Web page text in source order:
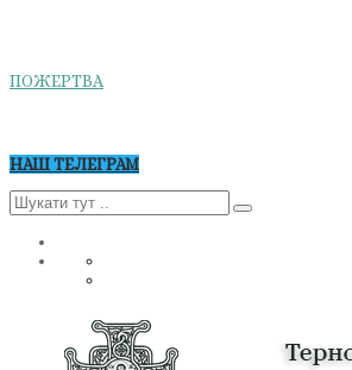
ПОЖЕРТВА
НАШ ТЕЛЕГРАМ